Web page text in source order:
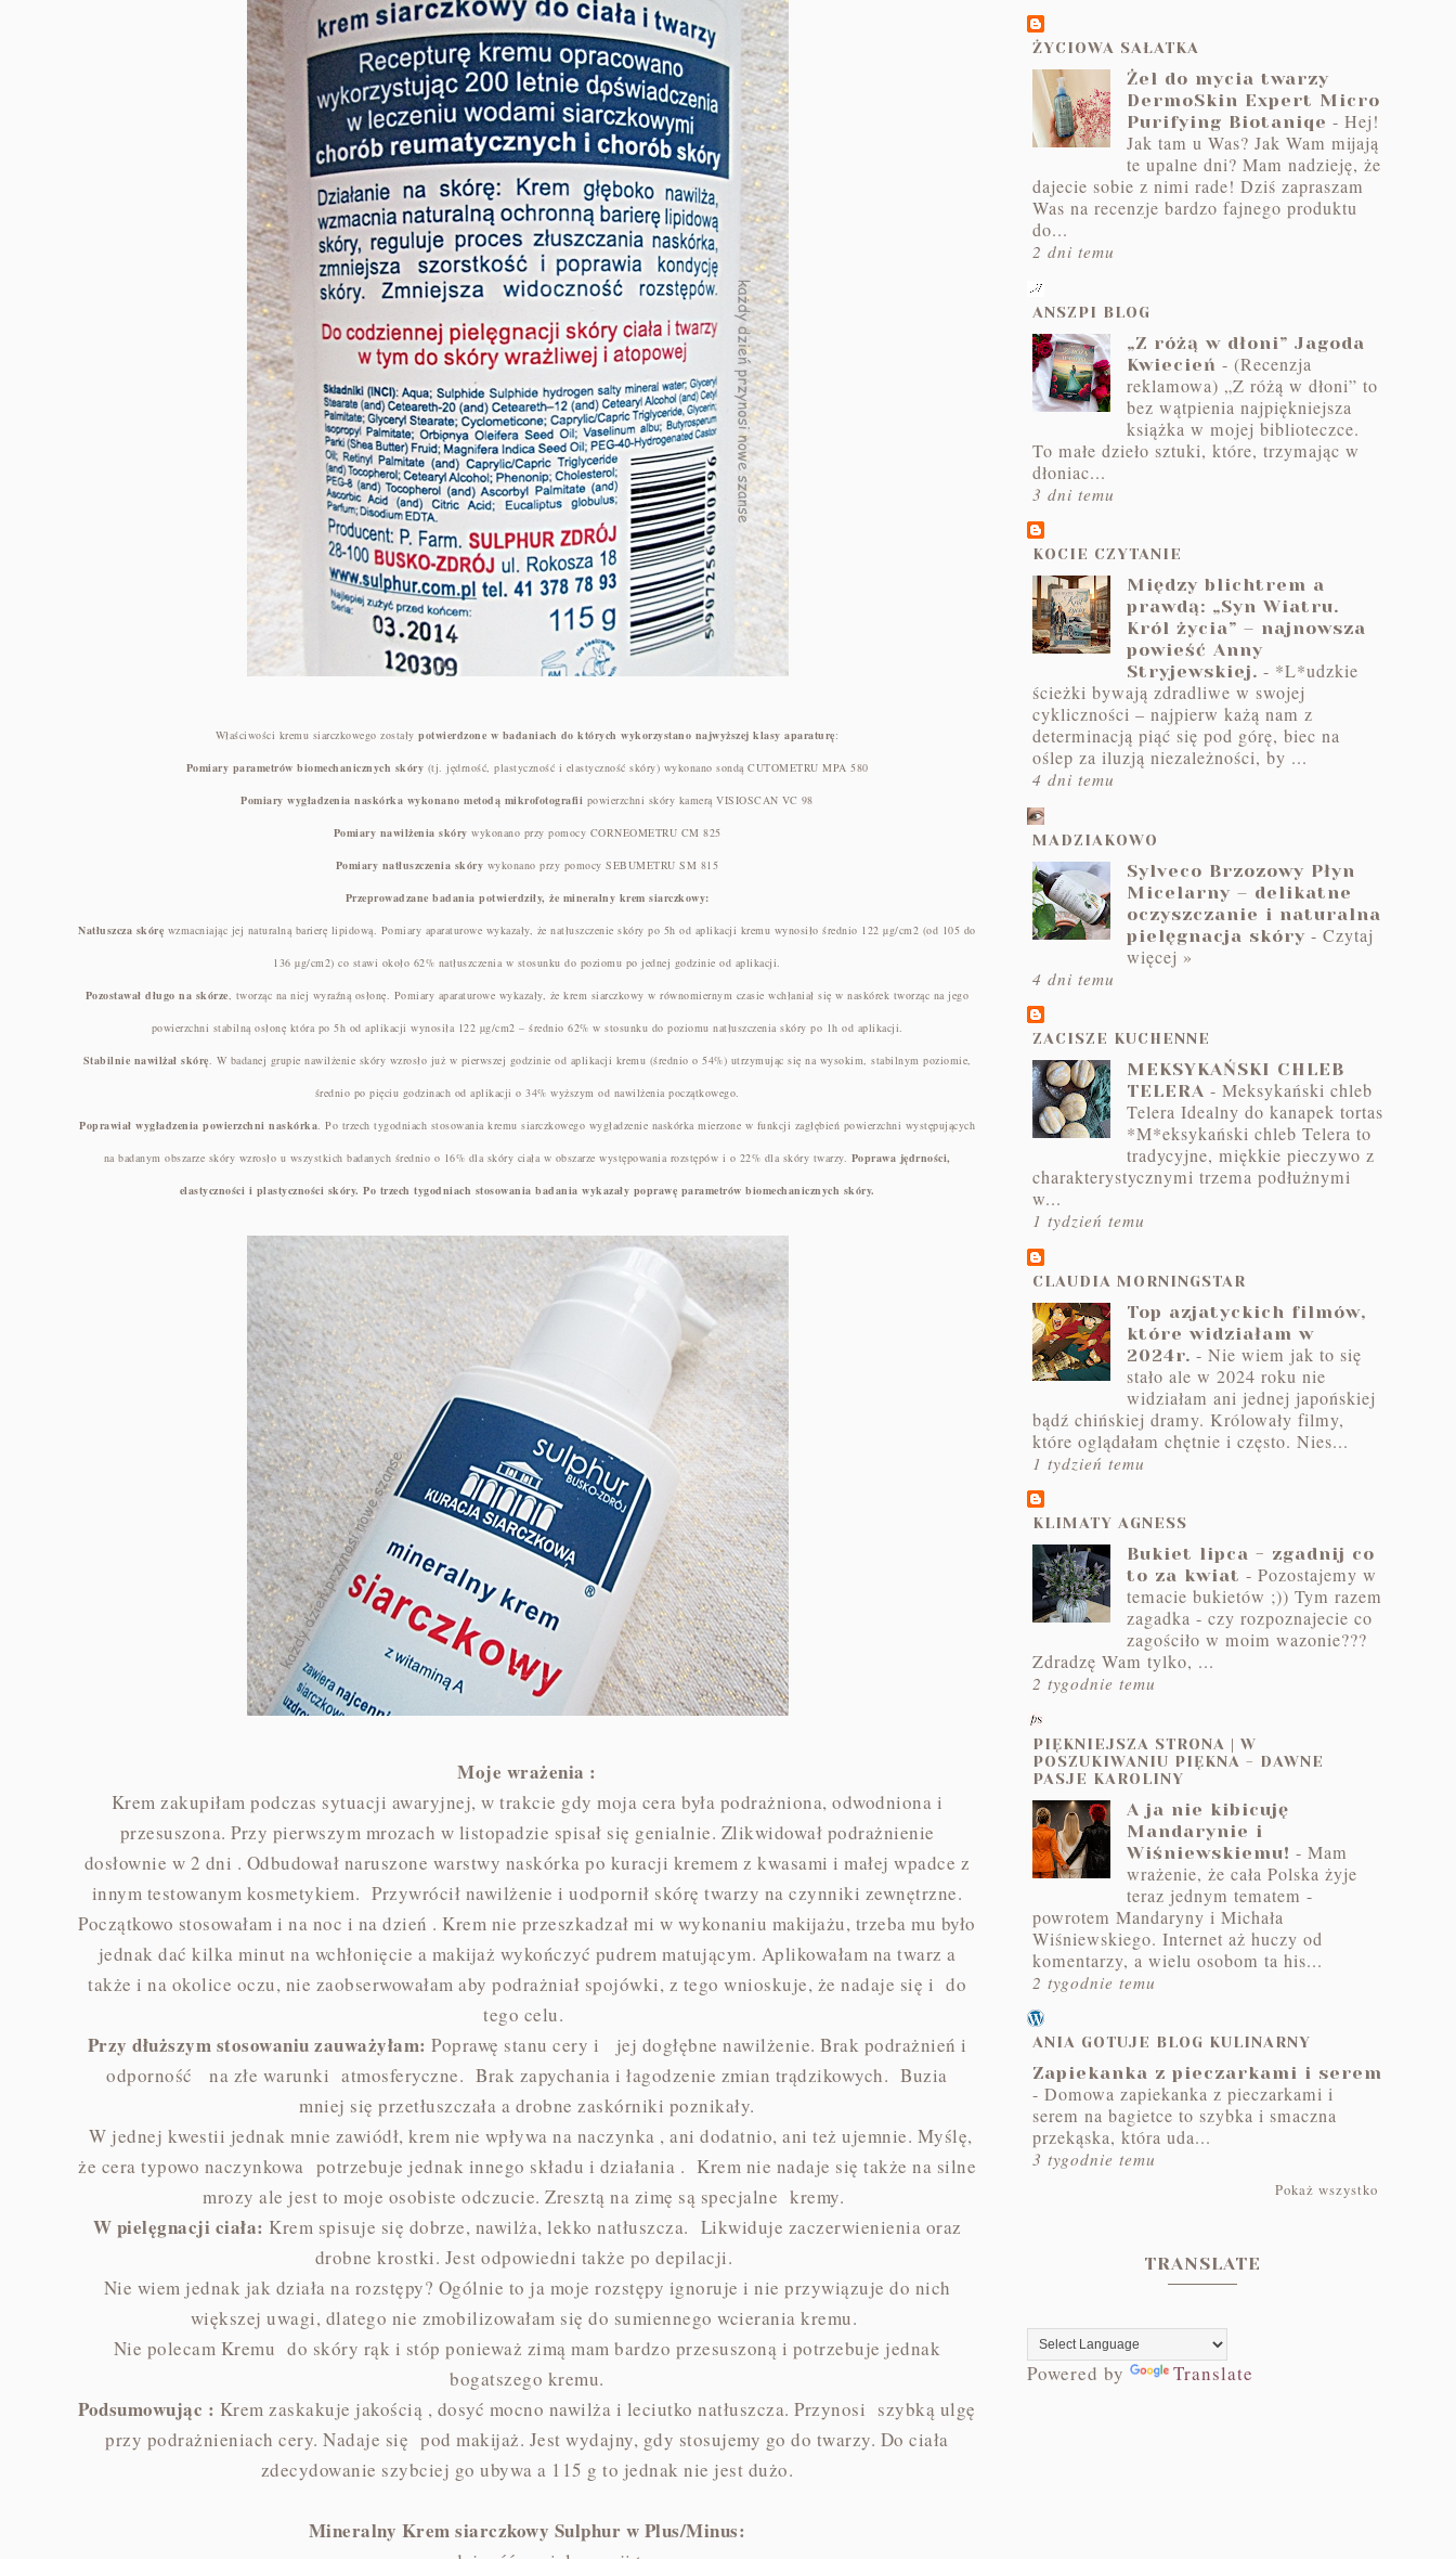
Właściwości kremu siarczkowego zostały potwierdzone w badaniach do których wykorzystano najwyższej klasy aparaturę:
Pomiary parametrów biomechanicznych skóry (tj. jędrność, plastyczność i elastyczność skóry) wykonano sondą CUTOMETRU MPA 580
Pomiary wygładzenia naskórka wykonano metodą mikrofotografii powierzchni skóry kamerą VISIOSCAN VC 98
Pomiary nawilżenia skórywykonano przy pomocy CORNEOMETRU CM 825
Pomiary natłuszczenia skóry wykonano przy pomocy SEBUMETRU SM 815
Przeprowadzane badania potwierdziły, że mineralny krem siarczkowy:
Natłuszcza skórę wzmacniając jej naturalną barierę lipidową. Pomiary aparaturowe wykazały, że natłuszczenie skóry po 5h od aplikacji kremu wynosiło średnio 122 µg/cm2 (od 105 do
136 µg/cm2) co stawi około 62% natłuszczenia w stosunku do poziomu po jednej godzinie od aplikacji.
Pozostawał długo na skórze, tworząc na niej wyraźną osłonę. Pomiary aparaturowe wykazały, że krem siarczkowy w równomiernym czasie wchłaniał się w naskórek tworząc na jego
powierzchni stabilną osłonę która po 5h od aplikacji wynosiła 122 µg/cm2 – średnio 62% w stosunku do poziomu natłuszczenia skóry po 1h od aplikacji.
Stabilnie nawilżał skórę. W badanej grupie nawilżenie skóry wzrosło już w pierwszej godzinie od aplikacji kremu (średnio o 54%) utrzymując się na wysokim, stabilnym poziomie,
średnio po pięciu godzinach od aplikacji o 34% wyższym od nawilżenia początkowego.
Poprawiał wygładzenia powierzchni naskórka. Po trzech tygodniach stosowania kremu siarczkowego wygładzenie naskórka mierzone w funkcji zagłębień powierzchni występujących
na badanym obszarze skóry wzrosło u wszystkich badanych średnio o 16% dla skóry ciała w obszarze występowania rozstępów i o 22% dla skóry twarzy. Poprawa jędrności,
elastyczności i plastyczności skóry. Po trzech tygodniach stosowania badania wykazały poprawę parametrów biomechanicznych skóry.
Moje wrażenia :
Krem zakupiłam podczas sytuacji awaryjnej, w trakcie gdy moja cera była podrażniona, odwodniona i
przesuszona. Przy pierwszym mrozach w listopadzie spisał się genialnie. Zlikwidował podrażnienie
dosłownie w 2 dni . Odbudował naruszone warstwy naskórka po kuracji kremem z kwasami i małej wpadce z
innym testowanym kosmetykiem. Przywrócił nawilżenie i uodpornił skórę twarzy na czynniki zewnętrzne.
Początkowo stosowałam i na noc i na dzień . Krem nie przeszkadzał mi w wykonaniu makijażu, trzeba mu było
jednak dać kilka minut na wchłonięcie a makijaż wykończyć pudrem matującym. Aplikowałam na twarz a
także i na okolice oczu, nie zaobserwowałam aby podrażniał spojówki, z tego wnioskuje, że nadaje się i do
tego celu.
Przy dłuższym stosowaniu zauważyłam: Poprawę stanu cery i jej dogłębne nawilżenie. Brak podrażnień i
odporność na złe warunki atmosferyczne. Brak zapychania i łagodzenie zmian trądzikowych. Buzia
mniej się przetłuszczała a drobne zaskórniki poznikały.
W jednej kwestii jednak mnie zawiódł, krem nie wpływa na naczynka , ani dodatnio, ani też ujemnie. Myślę,
że cera typowo naczynkowa potrzebuje jednak innego składu i działania . Krem nie nadaje się także na silne
mrozy ale jest to moje osobiste odczucie. Zresztą na zimę są specjalne kremy.
W pielęgnacji ciała: Krem spisuje się dobrze, nawilża, lekko natłuszcza. Likwiduje zaczerwienienia oraz
drobne krostki. Jest odpowiedni także po depilacji.
Nie wiem jednak jak działa na rozstępy? Ogólnie to ja moje rozstępy ignoruje i nie przywiązuje do nich
większej uwagi, dlatego nie zmobilizowałam się do sumiennego wcierania kremu.
Nie polecam Kremu do skóry rąk i stóp ponieważ zimą mam bardzo przesuszoną i potrzebuje jednak
bogatszego kremu.
Podsumowując : Krem zaskakuje jakością , dosyć mocno nawilża i leciutko natłuszcza. Przynosi szybką ulgę
przy podrażnieniach cery. Nadaje się pod makijaż. Jest wydajny, gdy stosujemy go do twarzy. Do ciała
zdecydowanie szybciej go ubywa a 115 g to jednak nie jest dużo.
Mineralny Krem siarczkowy Sulphur w Plus/Minus:
ŻYCIOWA SAŁATKA
Żel do mycia twarzy
DermoSkin Expert Micro
Purifying Biotaniqe - Hej!
Jak tam u Was? Jak Wam mijają
te upalne dni? Mam nadzieję, że
dajecie sobie z nimi rade! Dziś zapraszam
Was na recenzje bardzo fajnego produktu
do...
2 dni temu
ANSZPI BLOG
„Z różą w dłoni” Jagoda
Kwiecień - (Recenzja
reklamowa) „Z różą w dłoni” to
bez wątpienia najpiękniejsza
książka w mojej biblioteczce.
To małe dzieło sztuki, które, trzymając w
dłoniac...
3 dni temu
KOCIE CZYTANIE
Między blichtrem a
prawdą: „Syn Wiatru.
Król życia” – najnowsza
powieść Anny
Stryjewskiej. - *L*udzkie
ścieżki bywają zdradliwe w swojej
cykliczności – najpierw każą nam z
determinacją piąć się pod górę, biec na
oślep za iluzją niezależności, by ...
4 dni temu
MADZIAKOWO
Sylveco Brzozowy Płyn
Micelarny – delikatne
oczyszczanie i naturalna
pielęgnacja skóry - Czytaj
więcej »
4 dni temu
ZACISZE KUCHENNE
MEKSYKAŃSKI CHLEB
TELERA - Meksykański chleb
Telera Idealny do kanapek tortas
*M*eksykański chleb Telera to
tradycyjne, miękkie pieczywo z
charakterystycznymi trzema podłużnymi
w...
1 tydzień temu
CLAUDIA MORNINGSTAR
Top azjatyckich filmów,
które widziałam w
2024r. - Nie wiem jak to się
stało ale w 2024 roku nie
widziałam ani jednej japońskiej
bądź chińskiej dramy. Królowały filmy,
które oglądałam chętnie i często. Nies...
1 tydzień temu
KLIMATY AGNESS
Bukiet lipca - zgadnij co
to za kwiat - Pozostajemy w
temacie bukietów ;)) Tym razem
zagadka - czy rozpoznajecie co
zagościło w moim wazonie???
Zdradzę Wam tylko, ...
2 tygodnie temu
PIĘKNIEJSZA STRONA | W
POSZUKIWANIU PIĘKNA - DAWNE
PASJE KAROLINY
A ja nie kibicuję
Mandarynie i
Wiśniewskiemu! - Mam
wrażenie, że cała Polska żyje
teraz jednym tematem -
powrotem Mandaryny i Michała
Wiśniewskiego. Internet aż huczy od
komentarzy, a wielu osobom ta his...
2 tygodnie temu
ANIA GOTUJE BLOG KULINARNY
Zapiekanka z pieczarkami i serem
- Domowa zapiekanka z pieczarkami i
serem na bagietce to szybka i smaczna
przekąska, która uda...
3 tygodnie temu
Pokaż wszystko
TRANSLATE
Powered by Translate